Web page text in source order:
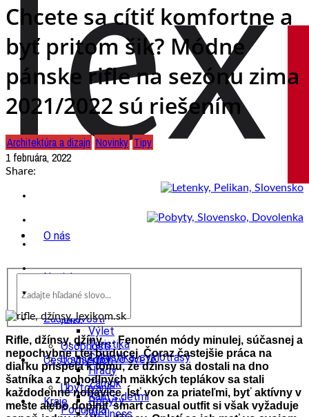
O nás
Novinky
Tipy
Výlet
Turistika
Cyklistika, cyklotrasy
Hrady
Zámok
Kam s deťmi
Podujatia
Zaujímavosti
Osobnosti
U susedov vo svete
Cestovný ruch
Ubytovanie
Pobyty
Wellness
Kraje
Chcete sa cítiť komfortne a
byť pritom šik? Módne
pánske rifle na sezónu zima
2021/2022 sú riešením
Architektúra a dizajn Novinky Tipy
1 februára, 2022
Share:
Rifle, džínsy, džíny,… Fenomén módy minulej, súčasnej a
nepochybne i tej budúcej. Čoraz častejšie práca na
diaľku prispela k tomu, že džínsy sa dostali na dno
šatníka a z pohodlných mäkkých teplákov sa stali
každodenné nohavice. Ísť von za priateľmi, byť aktívny v
meste alebo doplniť smart casual outfit si však vyžaduje